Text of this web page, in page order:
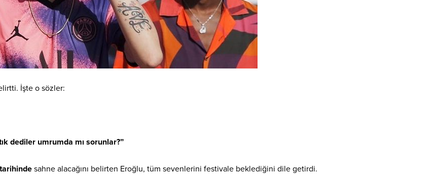
İşte o sözler:
dediler umrumda mı sorunlar?”
sahne alacağını belirten Eroğlu, tüm sevenlerini festivale beklediğini dile getirdi.